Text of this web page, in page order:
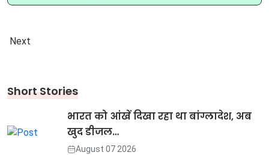
Next
Short Stories
भारत को आंखें दिखा रहा था बांग्लादेश, अब
खुद डीजल…
August 07 2026